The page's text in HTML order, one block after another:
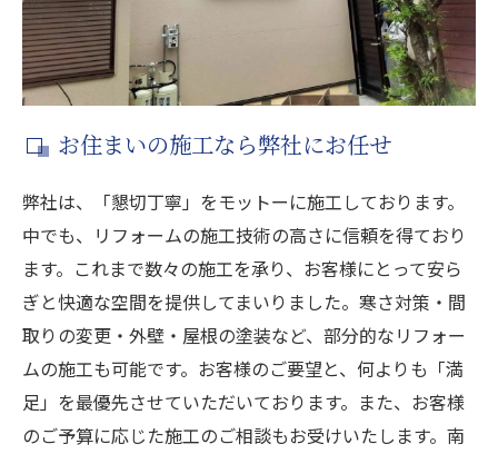
お住まいの施工なら弊社にお任せ
弊社は、「懇切丁寧」をモットーに施工しております。
中でも、リフォームの施工技術の高さに信頼を得ており
ます。これまで数々の施工を承り、お客様にとって安ら
ぎと快適な空間を提供してまいりました。寒さ対策・間
取りの変更・外壁・屋根の塗装など、部分的なリフォー
ムの施工も可能です。お客様のご要望と、何よりも「満
足」を最優先させていただいております。また、お客様
のご予算に応じた施工のご相談もお受けいたします。南